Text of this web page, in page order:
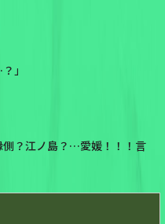
」
？江ノ島？…愛媛！！！言